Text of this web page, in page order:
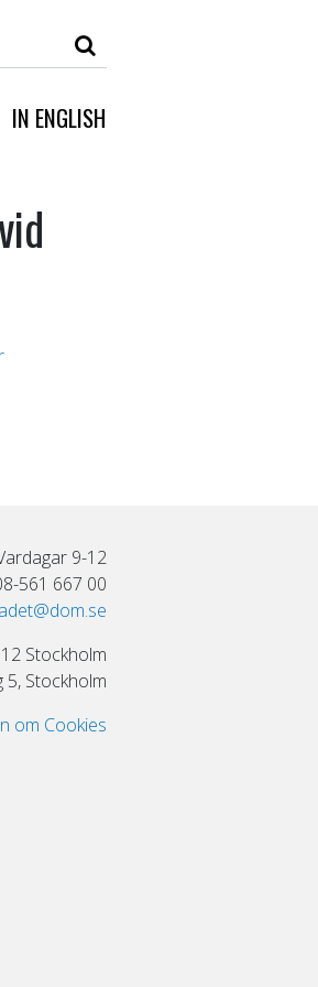
IN ENGLISH
9-12
561 667 00
Stockholm
5, Stockholm
om Cookies